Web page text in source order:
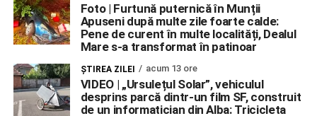
Foto | Furtună puternică în Munții
Apuseni după multe zile foarte calde:
Pene de curent în multe localități, Dealul
Mare s-a transformat în patinoar
ŞTIREA ZILEI acum 13 ore
VIDEO | „Ursulețul Solar”, vehiculul
desprins parcă dintr-un film SF, construit
de un informatician din Alba: Tricicleta